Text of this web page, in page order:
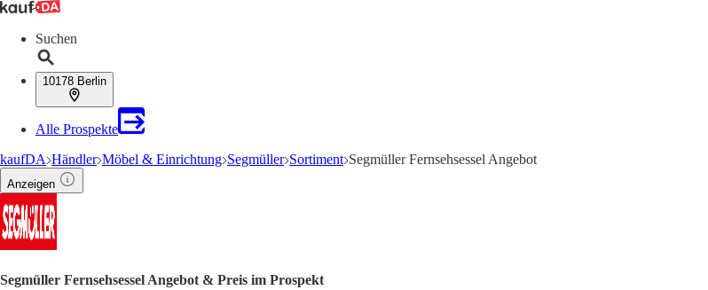
Suchen
10178 Berlin
Alle Prospekte
kaufDA Händler Möbel & Einrichtung Segmüller Sortiment Segmüller Fernsehsessel Angebot
Anzeigen
Segmüller Fernsehsessel Angebot & Preis im Prospekt